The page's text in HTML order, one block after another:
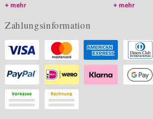
mehr
mehr
Zahlungsinformation